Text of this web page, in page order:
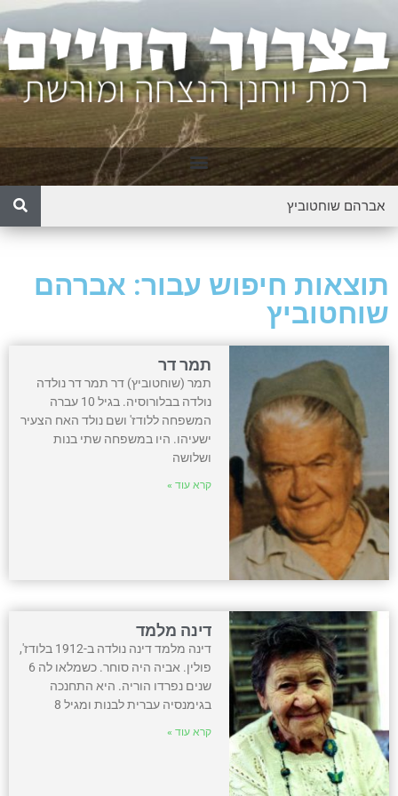
תוצאות חיפוש עבור: אברהם
שוחטוביץ
תמר דר
תמר (שוחטוביץ) דר תמר דר נולדה
נולדה בבלורוסיה. בגיל 10 עברה
המשפחה ללודז' ושם נולד האח הצעיר
ישעיהו. היו במשפחה שתי בנות
ושלושה
קרא עוד »
דינה מלמד
דינה מלמד דינה נולדה ב-1912 בלודז',
פולין. אביה היה סוחר. כשמלאו לה 6
שנים נפרדו הוריה. היא התחנכה
בגימנסיה עברית לבנות ומגיל 8
קרא עוד »